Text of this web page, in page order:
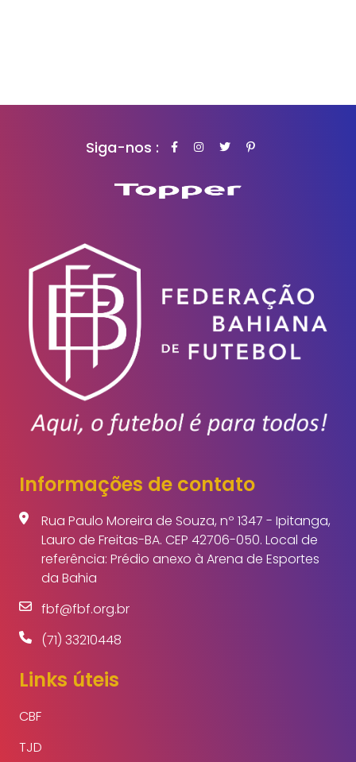
Siga-nos :
Informações de contato
Rua Paulo Moreira de Souza, nº 1347 - Ipitanga,
Lauro de Freitas-BA. CEP 42706-050. Local de
referência: Prédio anexo à Arena de Esportes
da Bahia
fbf@fbf.org.br
(71) 33210448
Links úteis
CBF
TJD